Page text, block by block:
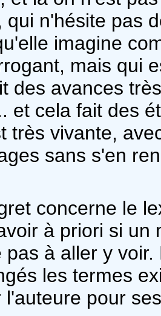
qui n'hésite pas
imagine
mais qui
des avances
et cela fait des
très vivante,
sans s'en
concerne le
à priori si
pas à aller y
les termes
l'auteure pour